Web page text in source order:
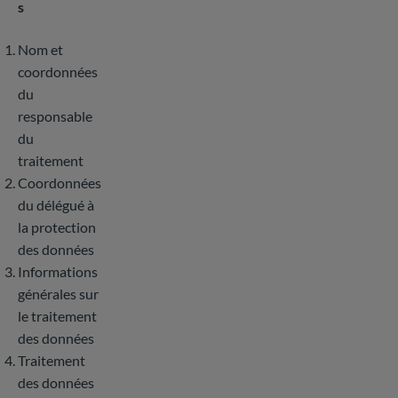
s
Nom et
coordonnées
du
responsable
du
traitement
Coordonnées
du délégué à
la protection
des données
Informations
générales sur
le traitement
des données
Traitement
des données